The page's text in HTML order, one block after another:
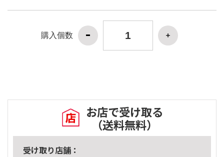
購入個数
お店で受け取る
（送料無料）
受け取り店舗：